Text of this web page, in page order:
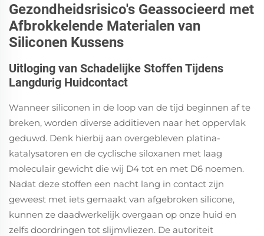
Gezondheidsrisico's Geassocieerd met
Afbrokkelende Materialen van
Siliconen Kussens
Uitloging van Schadelijke Stoffen Tijdens
Langdurig Huidcontact
Wanneer siliconen in de loop van de tijd beginnen af te
breken, worden diverse additieven naar het oppervlak
geduwd. Denk hierbij aan overgebleven platina-
katalysatoren en de cyclische siloxanen met laag
moleculair gewicht die wij D4 tot en met D6 noemen.
Nadat deze stoffen een nacht lang in contact zijn
geweest met iets gemaakt van afgebroken silicone,
kunnen ze daadwerkelijk overgaan op onze huid en
zelfs doordringen tot slijmvliezen. De autoriteit